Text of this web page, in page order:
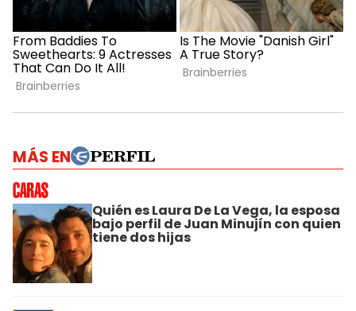
MÁS EN
Quién es Laura De La Vega, la esposa
bajo perfil de Juan Minujín con quien
tiene dos hijas